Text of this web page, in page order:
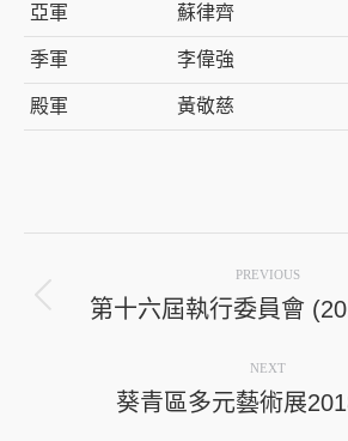
亞軍 蘇律齊
季軍 李偉強
殿軍 黃敬慈
navigation
PREVIOUS
Previous
第十六屆執行委員會
NEXT
Next
葵青區多元藝術展